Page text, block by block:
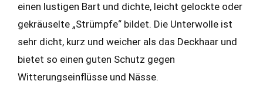
einen lustigen Bart und dichte, leicht gelockte oder
gekräuselte „Strümpfe“ bildet. Die Unterwolle ist
sehr dicht, kurz und weicher als das Deckhaar und
bietet so einen guten Schutz gegen
Witterungseinflüsse und Nässe.